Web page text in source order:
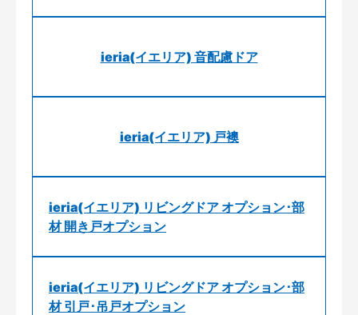
ieria(イエリア) 音配慮ドア
ieria(イエリア) 戸襖
ieria(イエリア) リビングドア オプション･部
材 開き戸オプション
ieria(イエリア) リビングドア オプション･部
材 引戸･吊戸オプション